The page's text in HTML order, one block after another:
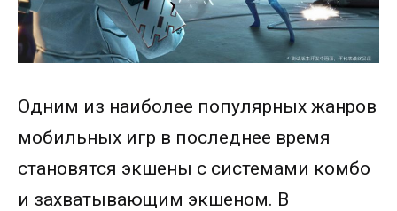
Одним из наиболее популярных жанров
мобильных игр в последнее время
становятся экшены с системами комбо
и захватывающим экшеном. В